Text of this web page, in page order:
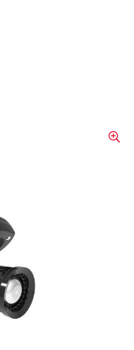
de forêt,
pistolet
pour la lutte